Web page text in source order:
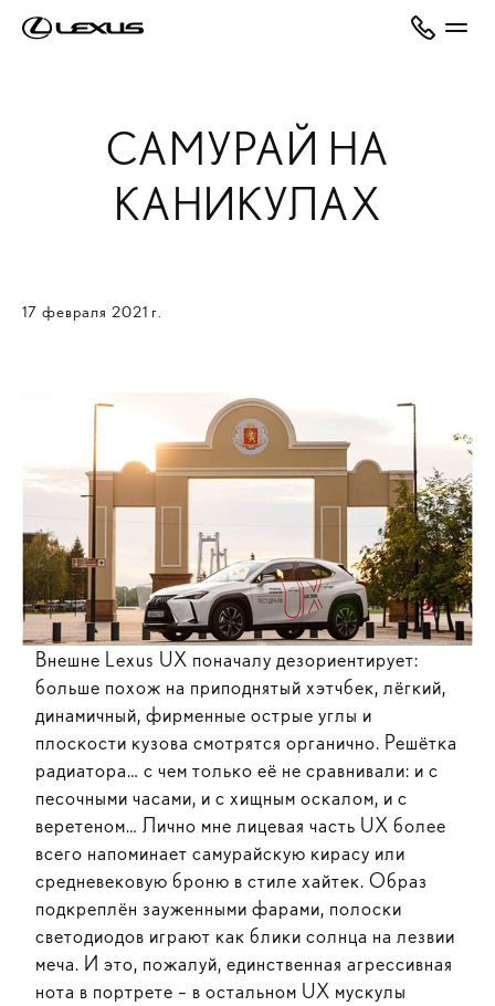
САМУРАЙ НА
КАНИКУЛАХ
17 февраля 2021 г.
Внешне Lexus UX поначалу дезориентирует:
больше похож на приподнятый хэтчбек, лёгкий,
динамичный, фирменные острые углы и
плоскости кузова смотрятся органично. Решётка
радиатора… с чем только её не сравнивали: и с
песочными часами, и с хищным оскалом, и с
веретеном… Лично мне лицевая часть UX более
всего напоминает самурайскую кирасу или
средневековую броню в стиле хайтек. Образ
подкреплён зауженными фарами, полоски
светодиодов играют как блики солнца на лезвии
меча. И это, пожалуй, единственная агрессивная
нота в портрете – в остальном UX мускулы